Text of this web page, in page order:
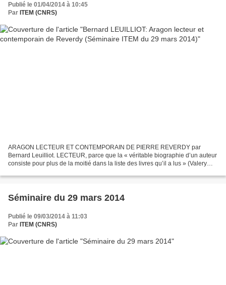
Publié le 01/04/2014 à 10:45
Par ITEM (CNRS)
ARAGON LECTEUR ET CONTEMPORAIN DE PIERRE REVERDY par
Bernard Leuilliot. LECTEUR, parce que la « véritable biographie d’un auteur
consiste pour plus de la moitié dans la liste des livres qu’il a lus » (Valery
Séminaire du 29 mars 2014
Publié le 09/03/2014 à 11:03
Par ITEM (CNRS)